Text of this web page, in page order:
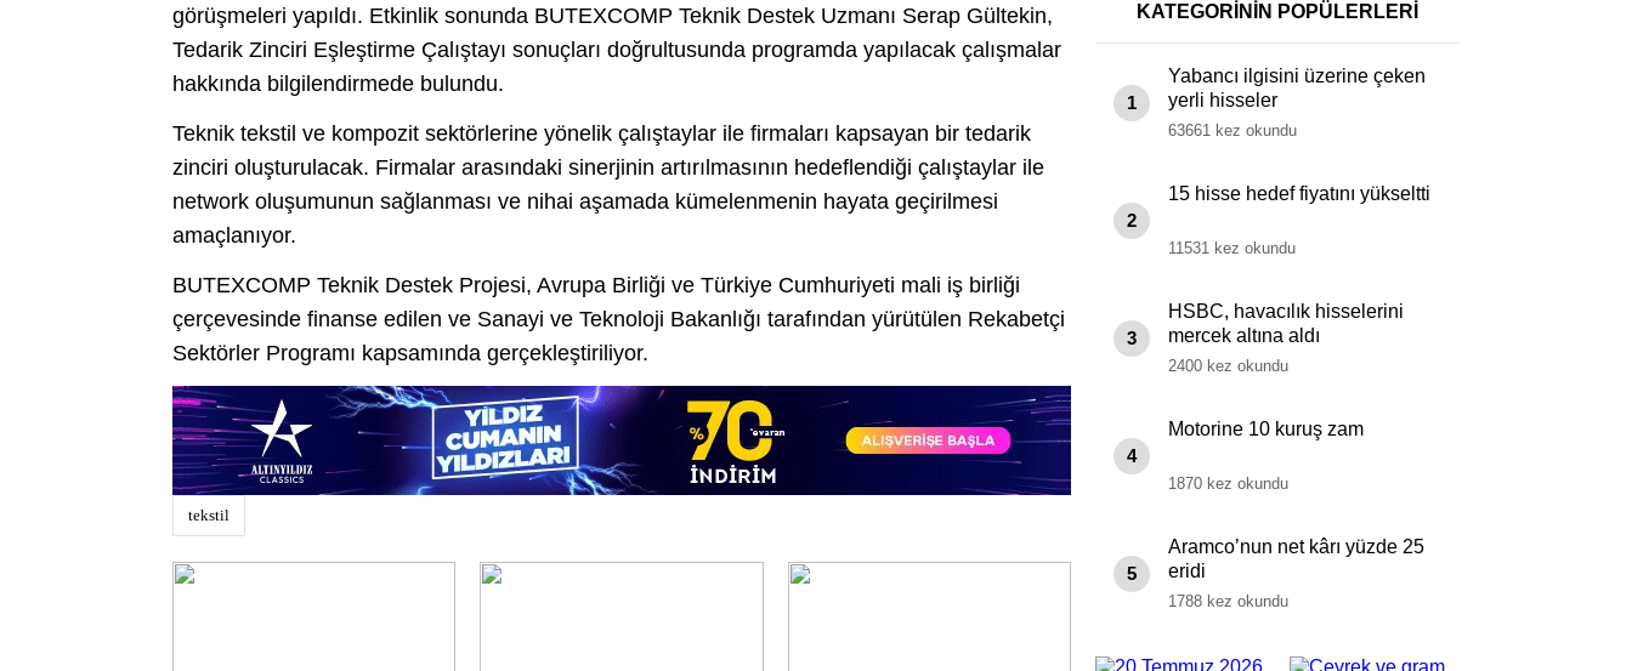
görüşmeleri yapıldı. Etkinlik sonunda BUTEXCOMP Teknik Destek Uzmanı Serap Gültekin,
Tedarik Zinciri Eşleştirme Çalıştayı sonuçları doğrultusunda programda yapılacak çalışmalar
hakkında bilgilendirmede bulundu.
Teknik tekstil ve kompozit sektörlerine yönelik çalıştaylar ile firmaları kapsayan bir tedarik
zinciri oluşturulacak. Firmalar arasındaki sinerjinin artırılmasının hedeflendiği çalıştaylar ile
network oluşumunun sağlanması ve nihai aşamada kümelenmenin hayata geçirilmesi
amaçlanıyor.
BUTEXCOMP Teknik Destek Projesi, Avrupa Birliği ve Türkiye Cumhuriyeti mali iş birliği
çerçevesinde finanse edilen ve Sanayi ve Teknoloji Bakanlığı tarafından yürütülen Rekabetçi
Sektörler Programı kapsamında gerçekleştiriliyor.
tekstil
KATEGORİNİN POPÜLERLERİ
1
Yabancı ilgisini üzerine çeken
yerli hisseler
63661 kez okundu
2
15 hisse hedef fiyatını yükseltti
11531 kez okundu
3
HSBC, havacılık hisselerini
mercek altına aldı
2400 kez okundu
4
Motorine 10 kuruş zam
1870 kez okundu
5
Aramco’nun net kârı yüzde 25
eridi
1788 kez okundu